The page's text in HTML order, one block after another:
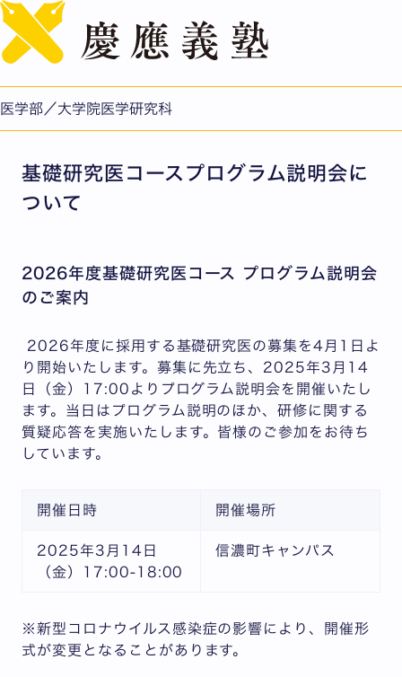
医学部／大学院医学研究科
2025年度基礎研究医コースプログラム説明会を2024年3
医学部/医学研究科
基礎研究医コースプログラム説明会に
ついて
2026年度基礎研究医コース プログラム説明会
のご案内
2026年度に採用する基礎研究医の募集を4月1日よ
り開始いたします。募集に先立ち、2025年3月14
日（金）17:00よりプログラム説明会を開催いたし
ます。当日はプログラム説明のほか、研修に関する
質疑応答を実施いたします。皆様のご参加をお待ち
しています。
開催日時 開催場所
2025年3月14日
（金）17:00-18:00
信濃町キャンパス
※新型コロナウイルス感染症の影響により、開催形
式が変更となることがあります。